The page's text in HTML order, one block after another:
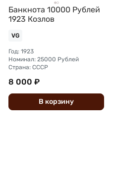
Банкнота 10000 Рублей
1923 Козлов
VG
Год: 1923
Номинал: 25000 Рублей
Страна: СССР
8 000 ₽
В корзину